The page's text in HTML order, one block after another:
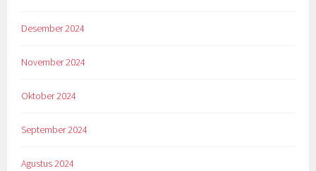
Desember 2024
November 2024
Oktober 2024
September 2024
Agustus 2024